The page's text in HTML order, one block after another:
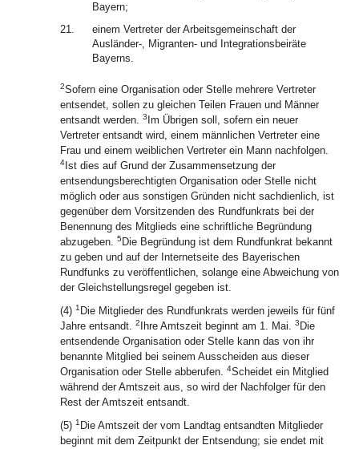
Bayern;
21.
einem Vertreter der Arbeitsgemeinschaft der
Ausländer-, Migranten- und Integrationsbeiräte
Bayerns.
2Sofern eine Organisation oder Stelle mehrere Vertreter
entsendet, sollen zu gleichen Teilen Frauen und Männer
entsandt werden. 3 Im Übrigen soll, sofern ein neuer
Vertreter entsandt wird, einem männlichen Vertreter eine
Frau und einem weiblichen Vertreter ein Mann nachfolgen.
4 Ist dies auf Grund der Zusammensetzung der
entsendungsberechtigten Organisation oder Stelle nicht
möglich oder aus sonstigen Gründen nicht sachdienlich, ist
gegenüber dem Vorsitzenden des Rundfunkrats bei der
Benennung des Mitglieds eine schriftliche Begründung
abzugeben. 5 Die Begründung ist dem Rundfunkrat bekannt
zu geben und auf der Internetseite des Bayerischen
Rundfunks zu veröffentlichen, solange eine Abweichung von
der Gleichstellungsregel gegeben ist.
(4) 1 Die Mitglieder des Rundfunkrats werden jeweils für fünf
Jahre entsandt. 2 Ihre Amtszeit beginnt am 1. Mai. 3 Die
entsendende Organisation oder Stelle kann das von ihr
benannte Mitglied bei seinem Ausscheiden aus dieser
Organisation oder Stelle abberufen. 4Scheidet ein Mitglied
während der Amtszeit aus, so wird der Nachfolger für den
Rest der Amtszeit entsandt.
(5) 1 Die Amtszeit der vom Landtag entsandten Mitglieder
beginnt mit dem Zeitpunkt der Entsendung; sie endet mit